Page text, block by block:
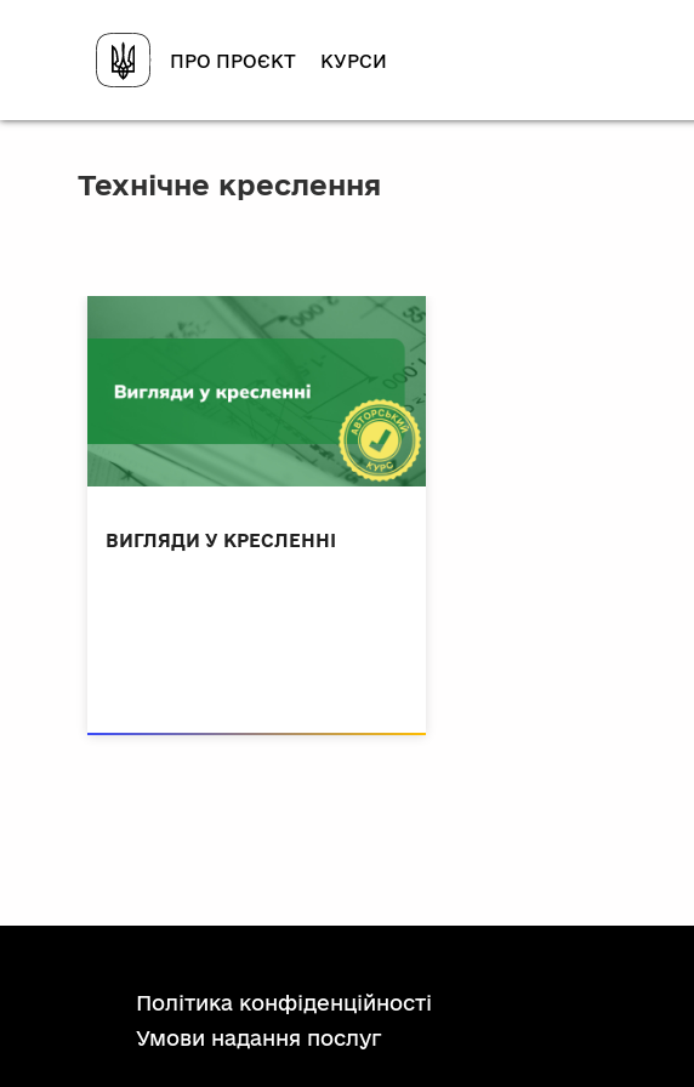
ПРО ПРОЄКТ КУРСИ
Технічне креслення
ВИГЛЯДИ У КРЕСЛЕННІ
політика конфіденційності
умови надання послуг